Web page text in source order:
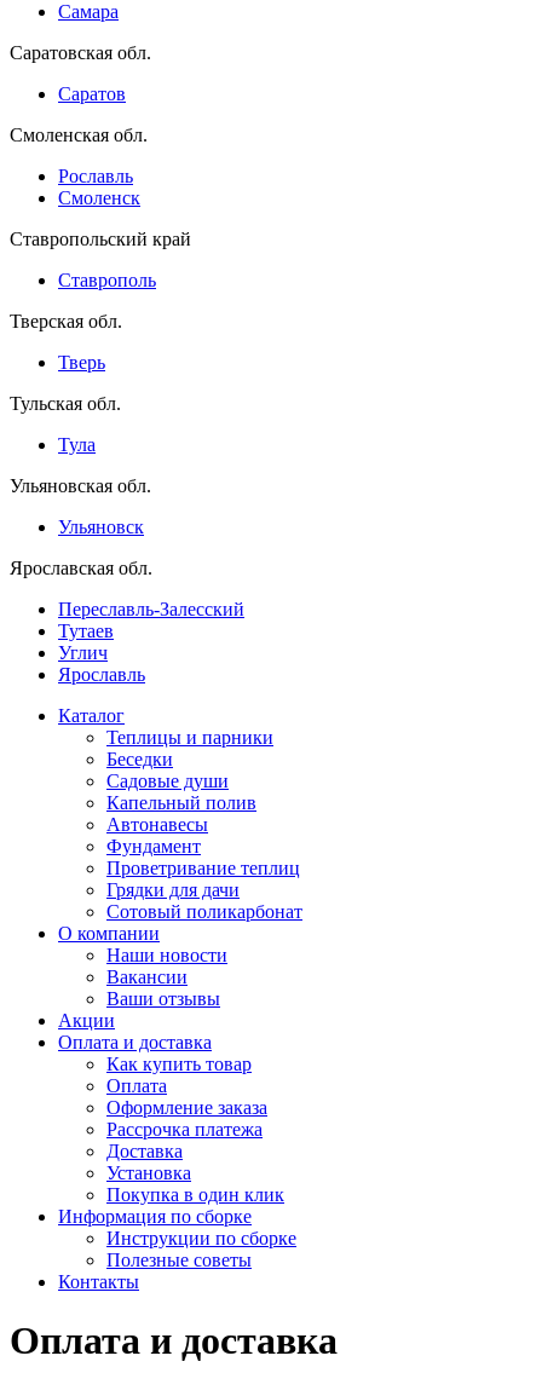
Самара
Саратовская обл.
Саратов
Смоленская обл.
Рославль
Смоленск
Ставропольский край
Ставрополь
Тверская обл.
Тверь
Тульская обл.
Тула
Ульяновская обл.
Ульяновск
Ярославская обл.
Переславль-Залесский
Тутаев
Углич
Ярославль
Каталог
Теплицы и парники
Беседки
Садовые души
Капельный полив
Автонавесы
Фундамент
Проветривание теплиц
Грядки для дачи
Сотовый поликарбонат
О компании
Наши новости
Вакансии
Ваши отзывы
Акции
Оплата и доставка
Как купить товар
Оплата
Оформление заказа
Рассрочка платежа
Доставка
Установка
Покупка в один клик
Информация по сборке
Инструкции по сборке
Полезные советы
Контакты
Оплата и доставка